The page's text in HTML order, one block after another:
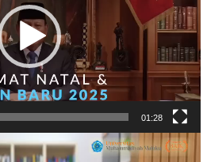
01:28